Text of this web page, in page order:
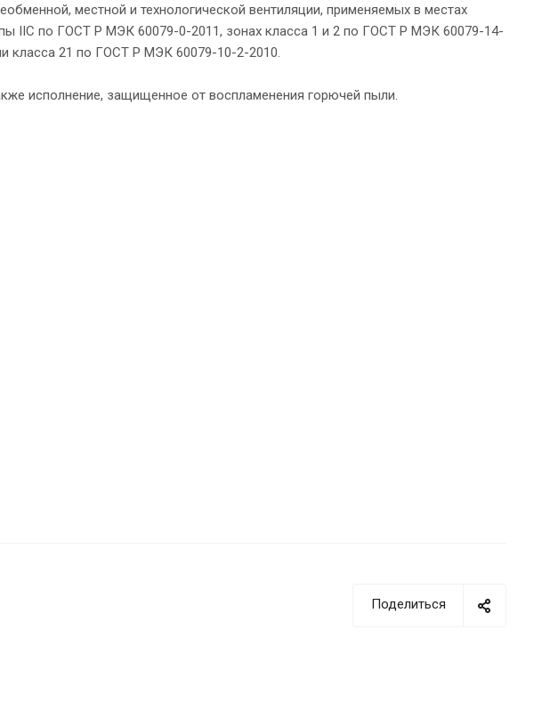
местной и технологической вентиляции, применяемых в местах
IIС по ГОСТ Р МЭК 60079-0-2011, зонах класса 1 и 2 по ГОСТ Р МЭК 60079-14-
класса 21 по ГОСТ Р МЭК 60079-10-2-2010.
исполнение, защищенное от воспламенения горючей пыли.
Поделиться